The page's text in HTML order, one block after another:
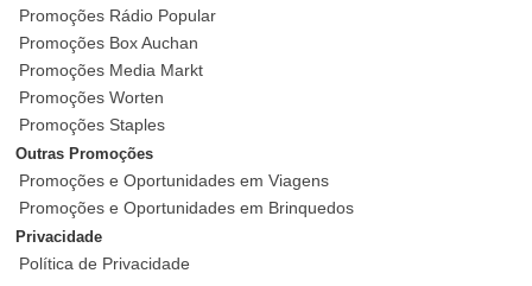
Promoções Rádio Popular
Promoções Box Auchan
Promoções Media Markt
Promoções Worten
Promoções Staples
Outras Promoções
Promoções e Oportunidades em Viagens
Promoções e Oportunidades em Brinquedos
Privacidade
Política de Privacidade